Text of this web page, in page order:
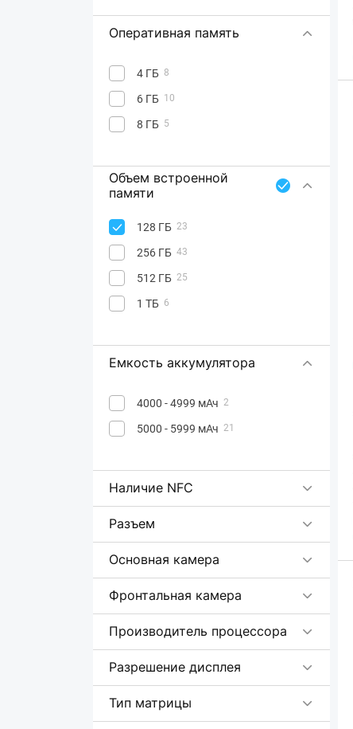
Оперативная память
4 ГБ 8
6 ГБ 10
8 ГБ 5
Объем встроенной
памяти
128 ГБ 23
256 ГБ 43
512 ГБ 25
1 ТБ 6
Емкость аккумулятора
4000 - 4999 мАч 2
5000 - 5999 мАч 21
Наличие NFC
Разъем
Основная камера
Фронтальная камера
Производитель процессора
Разрешение дисплея
Тип матрицы